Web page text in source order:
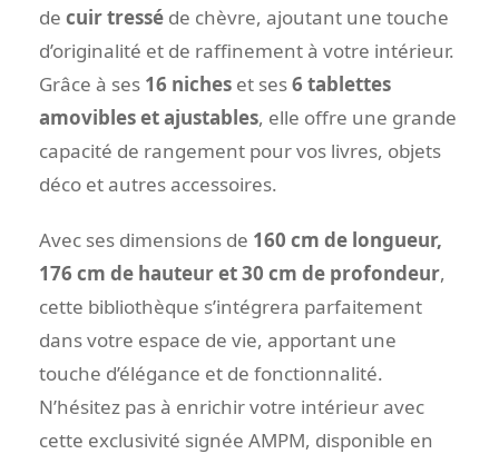
de cuir tressé de chèvre, ajoutant une touche
d’originalité et de raffinement à votre intérieur.
Grâce à ses 16 niches et ses6 tablettes
amovibles et ajustables, elle offre une grande
capacité de rangement pour vos livres, objets
déco et autres accessoires.
Avec ses dimensions de 160 cm de longueur,
176 cm de hauteur et 30 cm de profondeur,
cette bibliothèque s’intégrera parfaitement
dans votre espace de vie, apportant une
touche d’élégance et de fonctionnalité.
N’hésitez pas à enrichir votre intérieur avec
cette exclusivité signée AMPM, disponible en